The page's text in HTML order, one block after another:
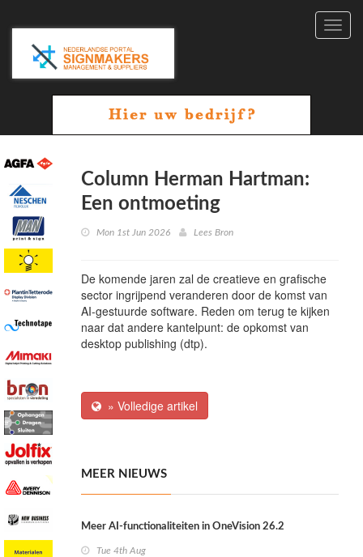
Column Herman Hartman:
Een ontmoeting
Mon 1st Jun 2026 Lees Bron
De komende jaren zal de creatieve en grafische
sector ingrijpend veranderen door de komst van
AI-gestuurde software. Reden om terug te kijken
naar dat andere kantelpunt: de opkomst van
desktop publishing (dtp).
» Volledige artikel
MEER NIEUWS
Meer AI-functionaliteiten in OneVision 26.2
Tue 4th Aug